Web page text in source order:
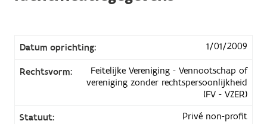
Datum oprichting: 1/01/2009
Rechtsvorm:
Feitelijke Vereniging - Vennootschap of
vereniging zonder rechtspersoonlijkheid
(FV - VZER)
Statuut:
Privé non-profit